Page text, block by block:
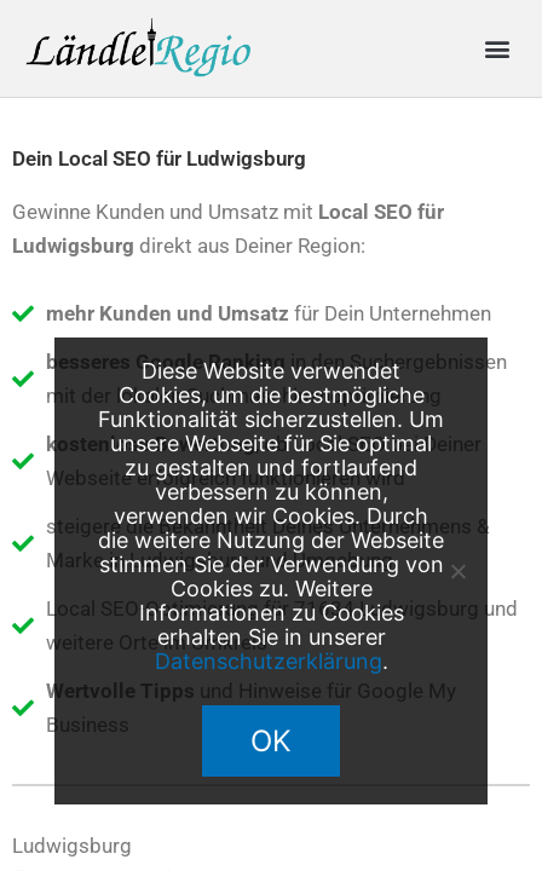
Dein Local SEO für Ludwigsburg
Gewinne Kunden und Umsatz mit Local SEO für
Ludwigsburg direkt aus Deiner Region:
mehr Kunden und Umsatz für Dein Unternehmen
besseres Google Ranking in den Suchergebnissen
mit der lokalen Suchmaschinenoptimierung
kostenlose Bewertung, ob Local SEO bei Deiner
Webseite erfolgreich funktionieren wird
steigere die Bekanntheit Deines Unternehmens &
Marke in Ludwigsburg und Umgebung
Local SEO-Optimierung für 71634 Ludwigsburg und
weitere Orte im Umkreis
Wertvolle Tipps und Hinweise für Google My
Business
Ludwigsburg
Diese Website verwendet
Cookies, um die bestmögliche
Funktionalität sicherzustellen. Um
unsere Webseite für Sie optimal
zu gestalten und fortlaufend
verbessern zu können,
verwenden wir Cookies. Durch
die weitere Nutzung der Webseite
stimmen Sie der Verwendung von
Cookies zu. Weitere
Informationen zu Cookies
erhalten Sie in unserer
Datenschutzerklärung.
OK